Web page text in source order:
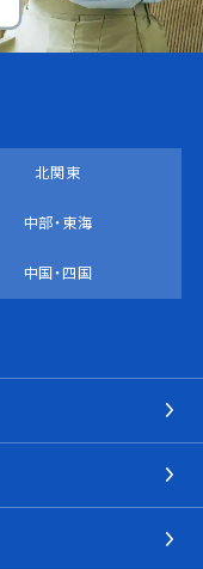
北関東
中部・東海
中国・四国